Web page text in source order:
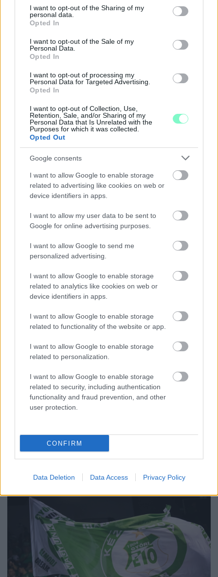
not limited to your visit or usage behaviour. You may click to
grant or deny consent to Google and its third-party tags to
use your data for below specified purposes in below Google
consent section.
I want to opt-out of the Sharing of my
personal data.
Opted In
I want to opt-out of the Sale of my
Personal Data.
Opted In
I want to opt-out of processing my
Personal Data for Targeted Advertising.
Opted In
I want to opt-out of Collection, Use,
Retention, Sale, and/or Sharing of my
Personal Data that Is Unrelated with the
Purposes for which it was collected.
Opted Out
Google consents
I want to allow Google to enable storage
related to advertising like cookies on web or
device identifiers in apps.
I want to allow my user data to be sent to
Google for online advertising purposes.
I want to allow Google to send me
personalized advertising.
I want to allow Google to enable storage
related to analytics like cookies on web or
device identifiers in apps.
I want to allow Google to enable storage
related to functionality of the website or app.
I want to allow Google to enable storage
related to personalization.
I want to allow Google to enable storage
related to security, including authentication
functionality and fraud prevention, and other
user protection.
CONFIRM
Data Deletion Data Access Privacy Policy
ÖRÖMHÍR: TÍZ ÉVE NEM VOLT ILYEN ALACSONY AZ
INFLÁCIÓ MAGYARORSZÁGON
Júliusban mindössze 1,2 százalékkal emelkedtek éves
összevetésben a fogyasztói árak, miközben az élelmiszerek ára
már csökkent.
Szólj hozzá!
A BAROKK ÖSSZES ÁRNYALATA ÉS MÉG EGY SOR
KIVÁLÓ PROGRAM VÁR MINDENKIT EZEN A HÉTVÉGÉN
GYŐRBEN
Majka koncert, jóga szeánsz, “borhajózás” és egy csomó minden